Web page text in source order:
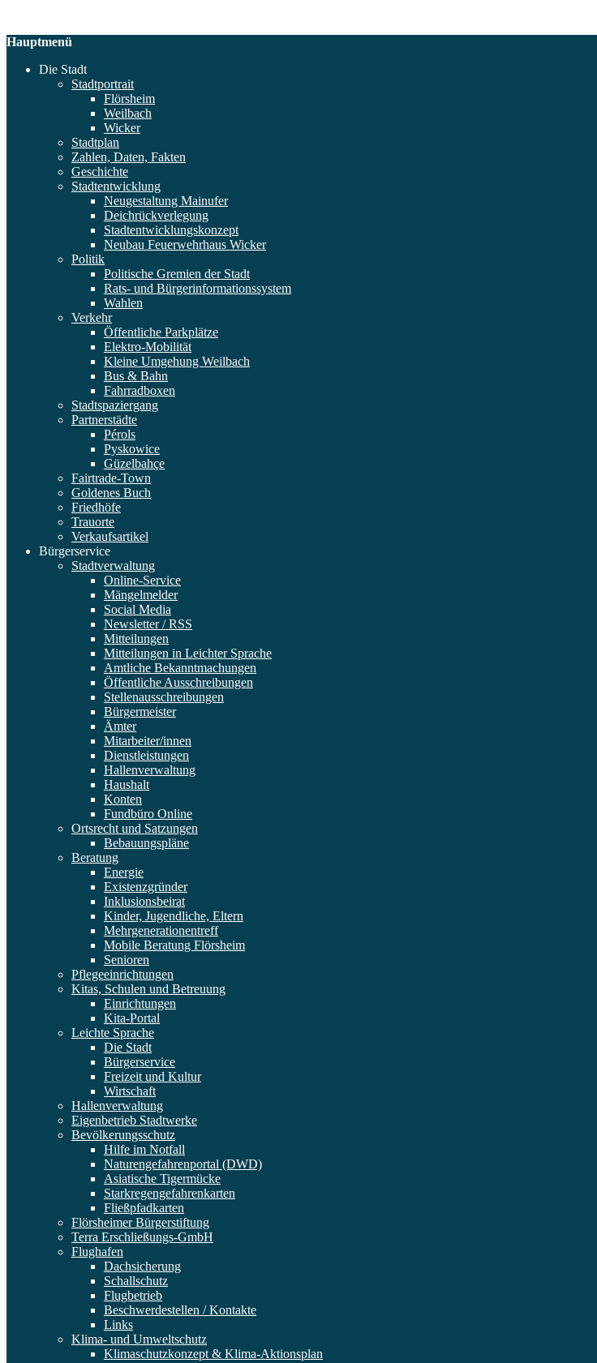
Hauptmenü
Die Stadt
Stadtportrait
Flörsheim
Weilbach
Wicker
Stadtplan
Zahlen, Daten, Fakten
Geschichte
Stadtentwicklung
Neugestaltung Mainufer
Deichrückverlegung
Stadtentwicklungskonzept
Neubau Feuerwehrhaus Wicker
Politik
Politische Gremien der Stadt
Rats- und Bürgerinformationssystem
Wahlen
Verkehr
Öffentliche Parkplätze
Elektro-Mobilität
Kleine Umgehung Weilbach
Bus & Bahn
Fahrradboxen
Stadtspaziergang
Partnerstädte
Pérols
Pyskowice
Güzelbahçe
Fairtrade-Town
Goldenes Buch
Friedhöfe
Trauorte
Verkaufsartikel
Bürgerservice
Stadtverwaltung
Online-Service
Mängelmelder
Social Media
Newsletter / RSS
Mitteilungen
Mitteilungen in Leichter Sprache
Amtliche Bekanntmachungen
Öffentliche Ausschreibungen
Stellenausschreibungen
Bürgermeister
Ämter
Mitarbeiter/innen
Dienstleistungen
Hallenverwaltung
Haushalt
Konten
Fundbüro Online
Ortsrecht und Satzungen
Bebauungspläne
Beratung
Energie
Existenzgründer
Inklusionsbeirat
Kinder, Jugendliche, Eltern
Mehrgenerationentreff
Mobile Beratung Flörsheim
Senioren
Pflegeeinrichtungen
Kitas, Schulen und Betreuung
Einrichtungen
Kita-Portal
Leichte Sprache
Die Stadt
Bürgerservice
Freizeit und Kultur
Wirtschaft
Hallenverwaltung
Eigenbetrieb Stadtwerke
Bevölkerungsschutz
Hilfe im Notfall
Naturengefahrenportal (DWD)
Asiatische Tigermücke
Starkregengefahrenkarten
Fließpfadkarten
Flörsheimer Bürgerstiftung
Terra Erschließungs-GmbH
Flughafen
Dachsicherung
Schallschutz
Flugbetrieb
Beschwerdestellen / Kontakte
Links
Klima- und Umweltschutz
Klimaschutzkonzept & Klima-Aktionsplan